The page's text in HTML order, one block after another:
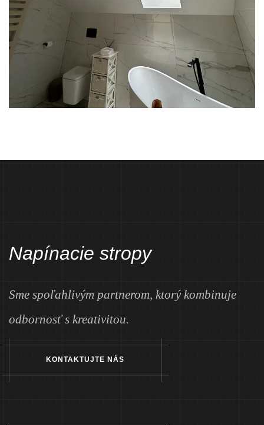
Napínacie stropy
Sme spoľahlivým partnerom, ktorý kombinuje
odbornosť s kreativitou.
KONTAKTUJTE NÁS